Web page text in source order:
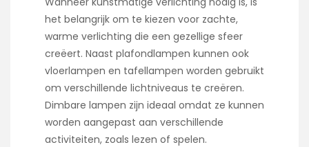
het belangrijk om te kiezen voor zachte,
warme verlichting die een gezellige sfeer
creëert. Naast plafondlampen kunnen ook
vloerlampen en tafellampen worden gebruikt
om verschillende lichtniveaus te creëren.
Dimbare lampen zijn ideaal omdat ze kunnen
worden aangepast aan verschillende
activiteiten, zoals lezen of spelen.